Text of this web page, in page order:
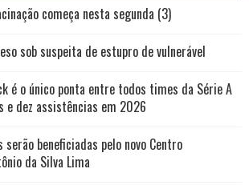
começa nesta segunda (3)
sob suspeita de estupro de vulnerável
é o único ponta entre todos times da Série A
e dez assistências em 2026
beneficiadas pelo novo Centro
da Silva Lima